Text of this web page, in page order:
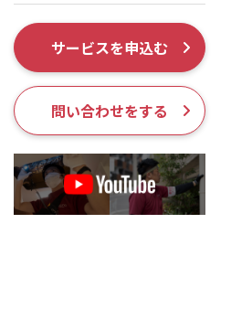
サービスを申込む
問い合わせをする